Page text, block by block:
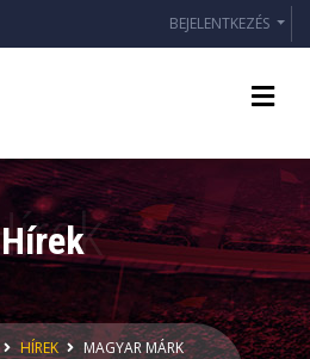
BEJELENTKEZÉS
Hírek
HÍREK MAGYAR MÁRK